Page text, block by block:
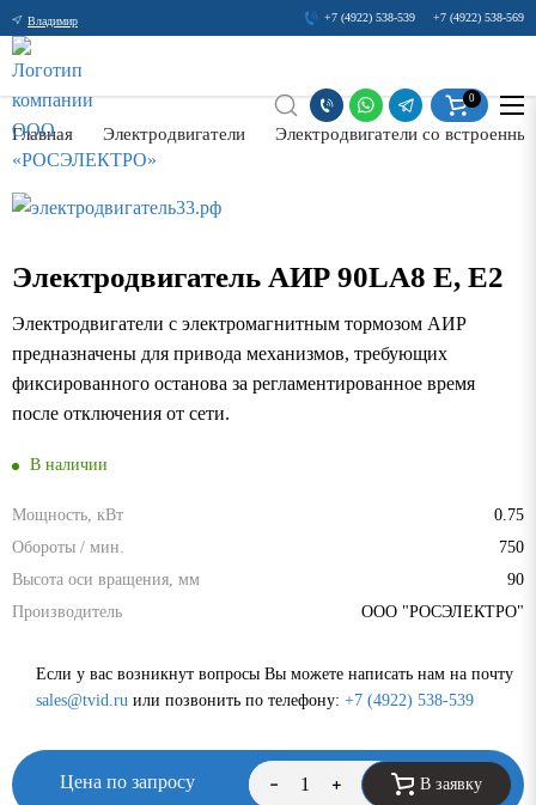
Владимир +7 (4922) 538-539 +7 (4922) 538-569
0
Главная Электродвигатели Электродвигатели со
Электродвигатель АИР 90LА8 Е, Е2
Электродвигатели с электромагнитным тормозом АИР
предназначены для привода механизмов, требующих
фиксированного останова за регламентированное время
после отключения от сети.
В наличии
Мощность, кВт
0.75
Обороты / мин.
750
Высота оси вращения, мм
90
Производитель
ООО "РОСЭЛЕКТРО"
Если у вас возникнут вопросы Вы можете написать нам на почту
sales@tvid.ru или позвонить по телефону: +7 (4922) 538-539
Цена по запросу В заявку